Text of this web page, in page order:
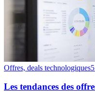
Offres, deals technologiques5
Les tendances des